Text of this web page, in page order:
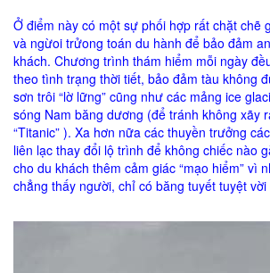
Ở điểm này có một sự phối hợp rất chặt chẽ
và ngừoi trửong toán du hành để bảo đảm
khách. Chương trình thám hiểm mỗi ngày
theo tình trạng thời tiết, bảo đảm tàu không
sơn trôi “lờ lững” cũng như các mảng ice
sóng Nam băng dương (để tránh không xãy
“Titanic” ). Xa hơn nữa các thuyền trưởng
liên lạc thay đổi lộ trình để không chiếc nào
cho du khách thêm cảm giác “mạo hiểm” vì
chẳng thấy người, chỉ có băng tuyết tuyệt